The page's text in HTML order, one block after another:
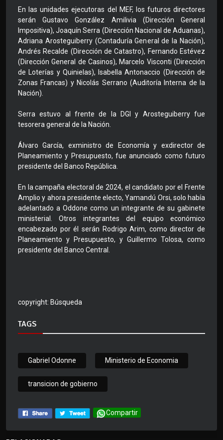
En las unidades ejecutoras del MEF, los futuros directores
serán Gustavo González Amilivia (Dirección General
Impositiva), Joaquín Serra (Dirección Nacional de Aduanas),
Adriana Arosteguiberry (Contaduría General de la Nación),
Andrés Recalde (Dirección de Catastro), Fernando Estévez
(Dirección General de Casinos), Marcelo Visconti (Dirección
de Loterías y Quinielas), Isabella Antonaccio (Dirección de
Zonas Francas) y Nicolás Serrano (Auditoría Interna de la
Nación).
Serra estuvo al frente de la DGI y Arosteguiberry fue
tesorera general de la Nación.
Álvaro García, exministro de Economía y exdirector de
Planeamiento y Presupuesto, fue anunciado como futuro
presidente del Banco República.
En la campaña electoral de 2024, el candidato por el Frente
Amplio y ahora presidente electo, Yamandú Orsi, solo había
adelantado a Oddone como un integrante de su gabinete
ministerial. Otros integrantes del equipo económico
encabezado por él serán Rodrigo Arim, como director de
Planeamiento y Presupuesto, y Guillermo Tolosa, como
presidente del Banco Central.
copyright: Búsqueda
TAGS
Gabriel Odonne Ministerio de Economia
transicion de gobierno
Compartir